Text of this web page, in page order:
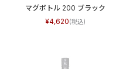
マグボトル 200 ブラック
4,620